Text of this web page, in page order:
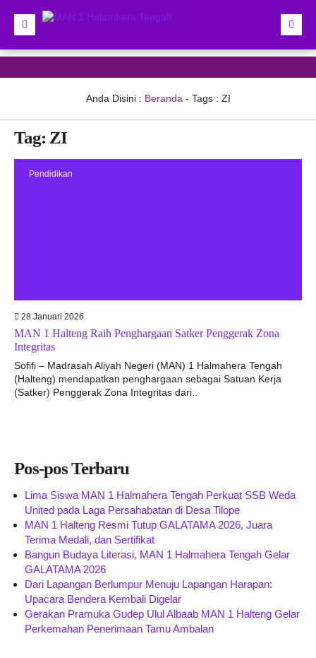
Anda Disini : Beranda - Tags : ZI
Tag: ZI
Pendidikan
28 Januari 2026
MAN 1 Halteng Raih Penghargaan Satker Penggerak Zona
Integritas
Sofifi – Madrasah Aliyah Negeri (MAN) 1 Halmahera Tengah
(Halteng) mendapatkan penghargaan sebagai Satuan Kerja
(Satker) Penggerak Zona Integritas dari..
Pos-pos Terbaru
Lima Siswa MAN 1 Halmahera Tengah Perkuat SSB Weda
United pada Laga Persahabatan di Desa Tilope
MAN 1 Halteng Resmi Tutup GALATAMA 2026, Juara
Terima Medali, dan Sertifikat
Bangun Budaya Literasi, MAN 1 Halmahera Tengah Gelar
GALATAMA 2026
Dari Lapangan Berlumpur Menuju Lapangan Harapan:
Upacara Bendera Kembali Digelar
Gerakan Pramuka Gudep Ulul Albaab MAN 1 Halteng Gelar
Perkemahan Penerimaan Tamu Ambalan